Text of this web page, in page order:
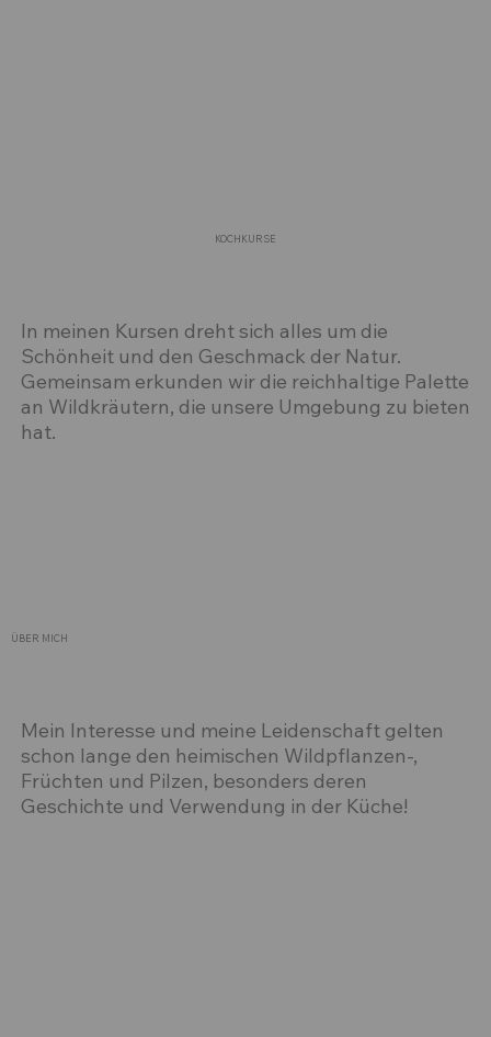
In meinen Kursen dreht sich alles um die
Schönheit und den Geschmack der Natur.
Gemeinsam erkunden wir die reichhaltige Palette
an Wildkräutern, die unsere Umgebung zu bieten
hat.
KOCHKURSE
Mein Interesse und meine Leidenschaft gelten
schon lange den heimischen Wildpflanzen-,
Früchten und Pilzen, besonders deren
Geschichte und Verwendung in der Küche!
ÜBER MICH